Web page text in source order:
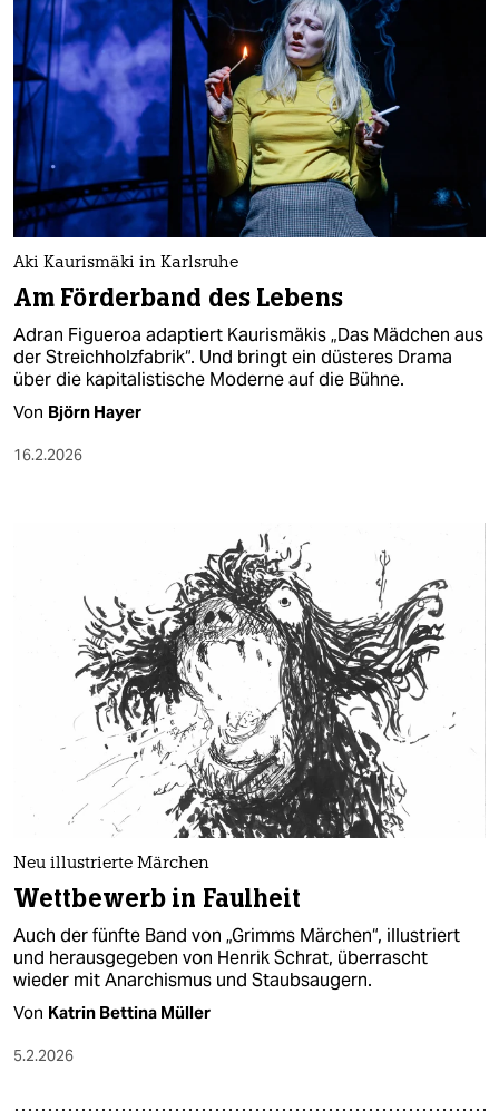
Aki Kaurismäki in Karlsruhe
Am Förderband des Lebens
Adran Figueroa adaptiert Kaurismäkis „Das Mädchen aus
der Streichholzfabrik“. Und bringt ein düsteres Drama
über die kapitalistische Moderne auf die Bühne.
Von Björn Hayer
16.2.2026
Neu illustrierte Märchen
Wettbewerb in Faulheit
Auch der fünfte Band von „Grimms Märchen“, illustriert
und herausgegeben von Henrik Schrat, überrascht
wieder mit Anarchismus und Staubsaugern.
Von Katrin Bettina Müller
5.2.2026